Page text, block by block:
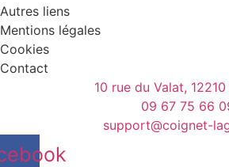
Autres liens
Mentions légales
Cookies
Contact
10 rue du Valat,
09 67 75 66
support@coignet-